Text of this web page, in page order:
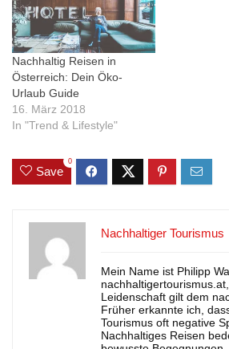
Nachhaltig Reisen in
Österreich: Dein Öko-
Urlaub Guide
16. März 2018
In "Trend & Lifestyle"
Save
0
Nachhaltiger Tourismus
Mein Name ist Philipp
Leidenschaft gilt dem
Früher erkannte ich,
Tourismus oft negative
Nachhaltiges Reisen